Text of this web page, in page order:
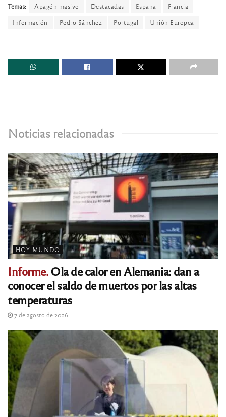
Temas: Apagón masivo Destacadas España
Francia
Información
Pedro Sánchez Portugal Unión Europea
Noticias relacionadas
HOY MUNDO
Informe.Ola de calor en Alemania: dan a
conocer el saldo de muertos por las altas
temperaturas
7 de agosto de 2026